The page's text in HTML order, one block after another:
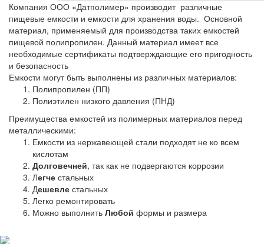
Компания ООО «Датполимер» производит различные
пищевые емкости и емкости для хранения воды. Основной
материал, применяемый для производства таких емкостей
пищевой полипропилен. Данный материал имеет все
необходимые сертификаты подтверждающие его пригодность
и безопасность
Емкости могут быть выполнены из различных материалов:
Полипропилен (ПП)
Полиэтилен низкого давления (ПНД)
Преимущества емкостей из полимерных материалов перед
металлическими:
Емкости из нержавеющей стали подходят не ко всем
кислотам
Долговечней, так как не подвергаются коррозии
Легче стальных
Дешевле стальных
Легко ремонтировать
Можно выполнить Любой формы и размера